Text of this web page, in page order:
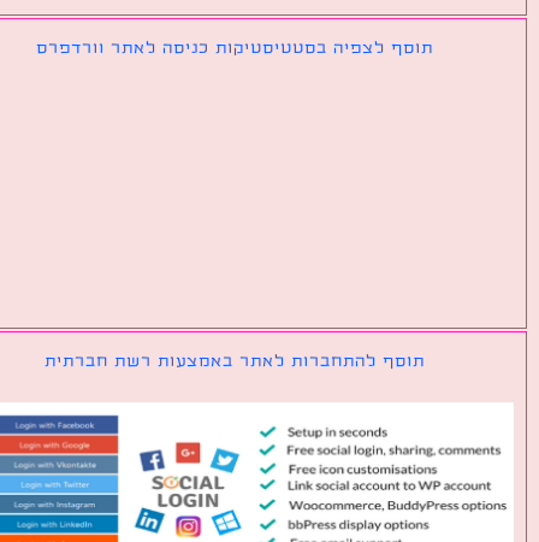
תוסף לצפיה בסטטיסטיקות כניסה לאתר וורדפרס
תוסף להתחברות לאתר באמצעות רשת חברתית